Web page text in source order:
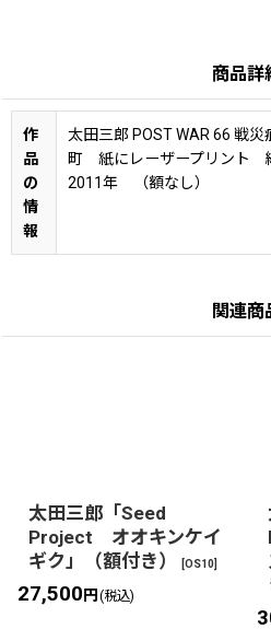
商品詳
作
品
の
情
報
太田三郎 POST WAR 66 戦
町 紙にレーザープリント
2011年 （額なし）
関連商
太田三郎「Seed
Project オオキンケイ
ギク」（額付き）
[OS10]
27,500円(税込)